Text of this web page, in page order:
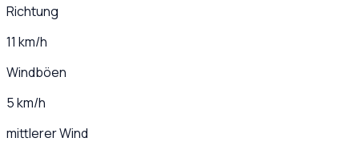
Richtung
11 km/h
Windböen
5 km/h
mittlerer Wind